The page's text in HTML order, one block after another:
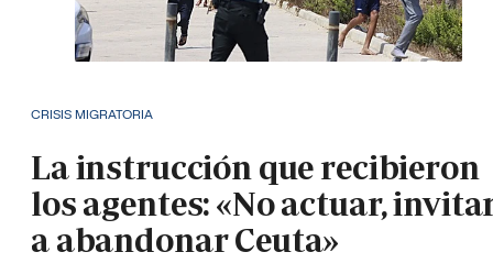
CRISIS MIGRATORIA
La instrucción que recibieron
los agentes: «No actuar,
a abandonar Ceuta»